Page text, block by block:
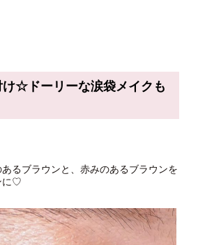
☆ドーリーな涙袋メイクも
るブラウンと、赤みのあるブラウンを
に♡